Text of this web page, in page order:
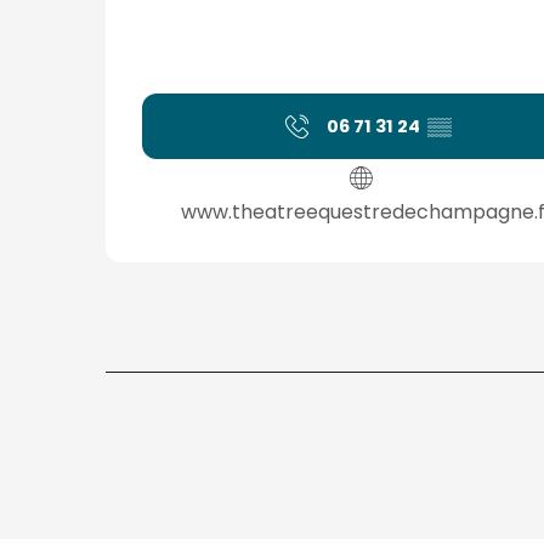
06 71 31 24 ▒▒